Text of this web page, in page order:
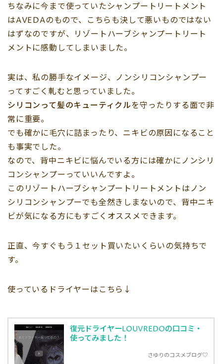
ちなみに今まで使っていたシャンプートリートメント
はAVEDAのもので、こちらも決して悪いものではない
はずなのですが、リゾートハーブシャンプートリート
メントに感動してしまいました。
実は、私の勝手なイメージ、ノンシリコンシャンプー
ってすごく軋むと思っていました。
シリコンって髪のキューティクルを守ったりする面で非
常に重要。
でも確かに毛穴に詰まったり、ニキビの原因になること
も事実でした。
なので、背中ニキビに悩んでいる方には確かにノンシリ
コンシャンプーっていいんですよ。
このリゾートハーブシャンプートリートメントはノン
シリコンシャンプーでも全然きしまないので、背中ニキ
ビが気になる方にもすごくオススメできます。
正直、今すぐもう１セット買いたいくらいの気持ちで
す。
使っているドライヤーはこちら↓
復元ドライヤーLOUVREDOの口コミ・
使ってみました！
さゆりのコスメブログ♡